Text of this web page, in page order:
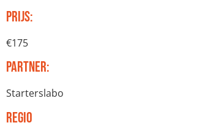
Prijs:
€175
Partner:
Starterslabo
Regio